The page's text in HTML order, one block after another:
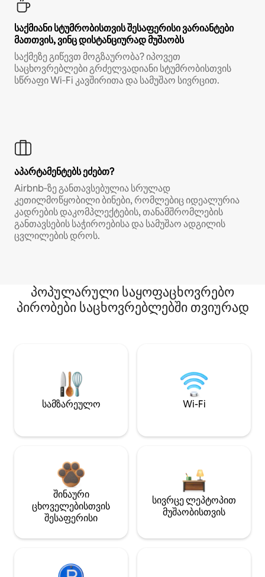
საქმიანი სტუმრობისთვის შესაფერისი ვარიანტები
მათთვის, ვინც დისტანციურად მუშაობს
საქმეზე გიწევთ მოგზაურობა? იპოვეთ
საცხოვრებლები გრძელვადიანი სტუმრობისთვის
სწრაფი Wi‑Fi კავშირითა და სამუშაო სივრცით.
აპარტამენტებს ეძებთ?
Airbnb‑ზე განთავსებულია სრულად
კეთილმოწყობილი ბინები, რომლებიც იდეალურია
კადრების დაკომპლექტების, თანამშრომლების
განთავსების საჭიროებისა და სამუშაო ადგილის
ცვლილების დროს.
პოპულარული საყოფაცხოვრებო
პირობები საცხოვრებლებში თვიურად
სამზარეულო Wi-Fi
შინაური
ცხოველებისთვის
შესაფერისი
სივრცე ლეპტოპით
მუშაობისთვის